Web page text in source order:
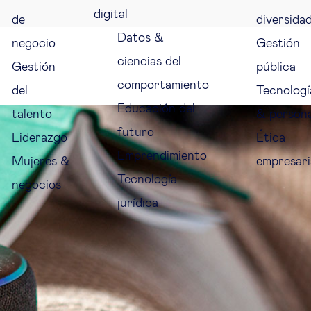
de
negocio
Gestión
del
talento
Liderazgo
Mujeres &
negocios
digital
Datos &
ciencias del
comportamiento
Educación del
futuro
Emprendimiento
Tecnología
jurídica
diversidad
Gestión
pública
&
Ética